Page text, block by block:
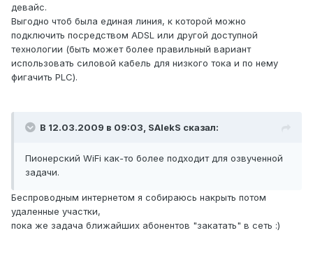
девайс.
Выгодно чтоб была единая линия, к которой можно
подключить посредством ADSL или другой доступной
технологии (быть может более правильный вариант
использовать силовой кабель для низкого тока и по нему
фигачить PLC).
В 12.03.2009 в 09:03, SAlekS сказал:
Пионерский WiFi как-то более подходит для озвученной
задачи.
Беспроводным интернетом я собираюсь накрыть потом
удаленные участки,
пока же задача ближайших абонентов "закатать" в сеть :)